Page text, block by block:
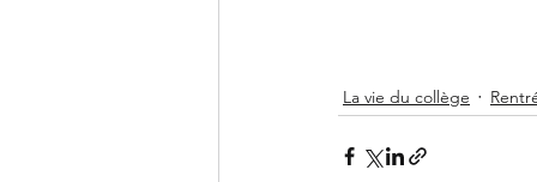
La vie du collège